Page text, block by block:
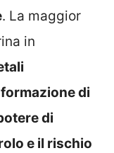
. La maggior
in
di
di
e il rischio